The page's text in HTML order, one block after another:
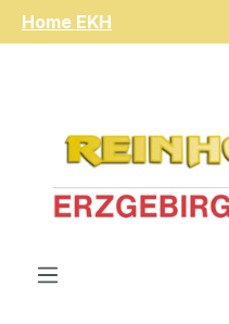
Zum Hauptinhalt springen
Home EKH